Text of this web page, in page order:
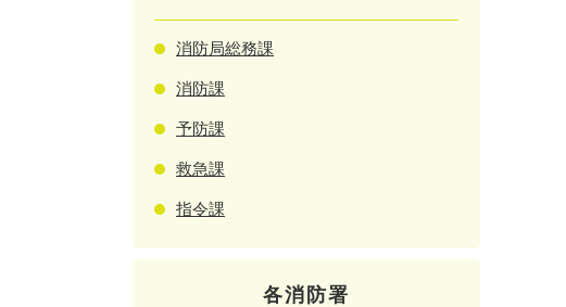
消防局総務課
消防課
予防課
救急課
指令課
各消防署